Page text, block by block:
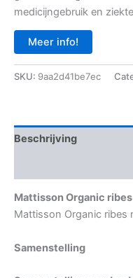
medicijngebruik en
Meer info!
SKU: 9aa2d41be7ec
Beschrijving
Mattisson Organic
Mattisson Organic ribes
Samenstelling